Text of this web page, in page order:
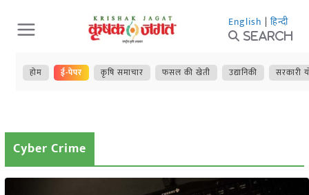
Skip
to
content
English | हिन्दी
Search
होम ई-पेपर कृषि समाचार फसल की खेती उद्यानिकी सरकारी
Cyber Crime